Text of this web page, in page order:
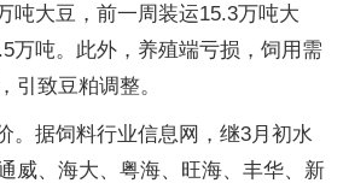
吨大豆，前一周装运15.3万吨大
万吨。此外，养殖端亏损，饲用需
引致豆粕调整。
。据饲料行业信息网，继3月初水
威、海大、粤海、旺海、丰华、新